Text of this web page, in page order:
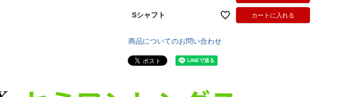
Sシャフト カートに入れる
商品についてのお問い合わせ